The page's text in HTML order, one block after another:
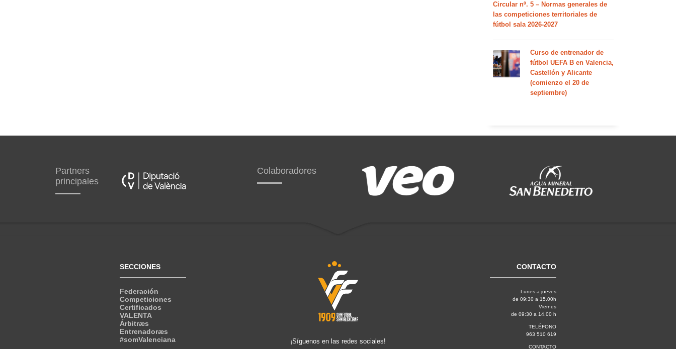
Circular nº. 5 – Normas generales de
las competiciones territoriales de
fútbol sala 2026-2027
Curso de entrenador de
fútbol UEFA B en Valencia,
Castellón y Alicante
(comienzo el 20 de
septiembre)
Partners
principales
Colaboradores
SECCIONES
Federación
Competiciones
Certificados
VALENTA
Árbitræs
Entrenadoræs
#somValenciana
¡Síguenos en las redes sociales!
CONTACTO
Lunes a jueves
de 09:30 a 15.00h
Viernes
de 09:30 a 14.00 h
TELÉFONO
963 510 619
CONTACTO